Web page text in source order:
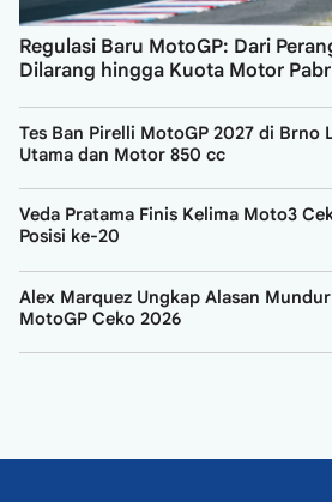
Regulasi Baru MotoGP: Dari
Dilarang hingga Kuota Motor
Tes Ban Pirelli MotoGP 2027 di Brno
Utama dan Motor 850 cc
Veda Pratama Finis Kelima Moto3
Posisi ke-20
Alex Marquez Ungkap Alasan
MotoGP Ceko 2026